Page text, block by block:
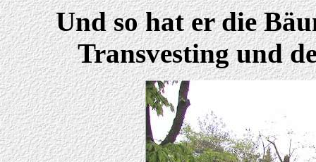
Und so hat er die
Transvesting und